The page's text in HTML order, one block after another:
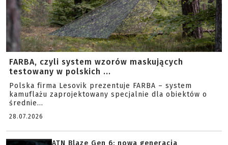
FARBA, czyli system wzorów maskujących
testowany w polskich ...
Polska firma Lesovik prezentuje FARBA – system
kamuflażu zaprojektowany specjalnie dla obiektów o
średnie...
28.07.2026